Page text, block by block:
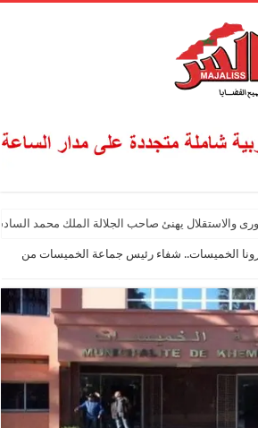
والاستقلال يهنئ صاحب الجلالة الملك محمد
الخميسات.. شفاء رئيس جماعة الخميسات من